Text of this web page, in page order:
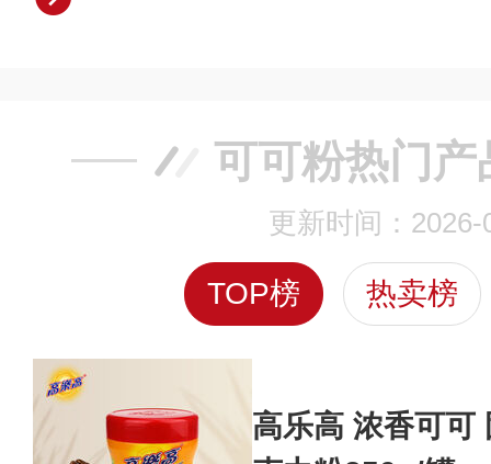
可可粉热门产
更新时间：2026-
TOP榜 热卖榜
高乐高 浓香可可